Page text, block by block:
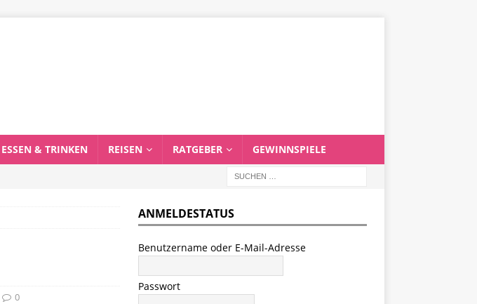
ESSEN & TRINKEN REISEN RATGEBER GEWINNSPIELE
0
ANMELDESTATUS
Benutzername oder E-Mail-Adresse
Passwort